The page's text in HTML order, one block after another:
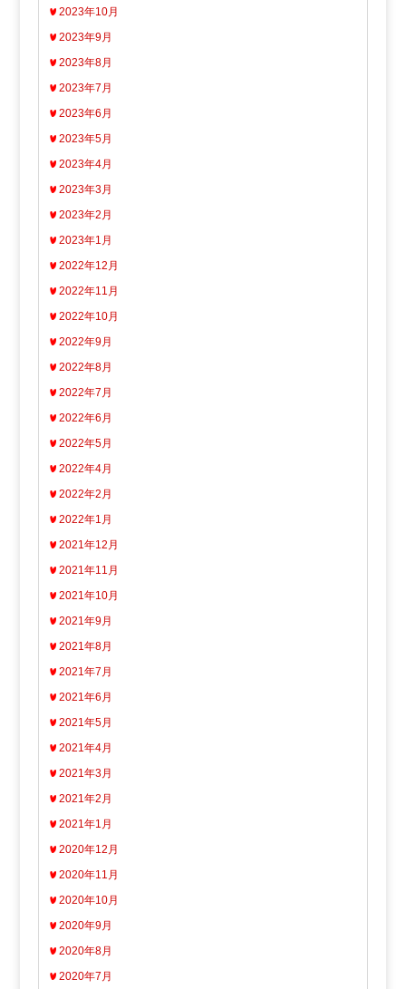
2023年10月
2023年9月
2023年8月
2023年7月
2023年6月
2023年5月
2023年4月
2023年3月
2023年2月
2023年1月
2022年12月
2022年11月
2022年10月
2022年9月
2022年8月
2022年7月
2022年6月
2022年5月
2022年4月
2022年2月
2022年1月
2021年12月
2021年11月
2021年10月
2021年9月
2021年8月
2021年7月
2021年6月
2021年5月
2021年4月
2021年3月
2021年2月
2021年1月
2020年12月
2020年11月
2020年10月
2020年9月
2020年8月
2020年7月